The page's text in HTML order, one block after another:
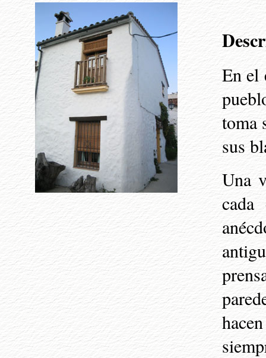
En el
toma
sus
Una
cada